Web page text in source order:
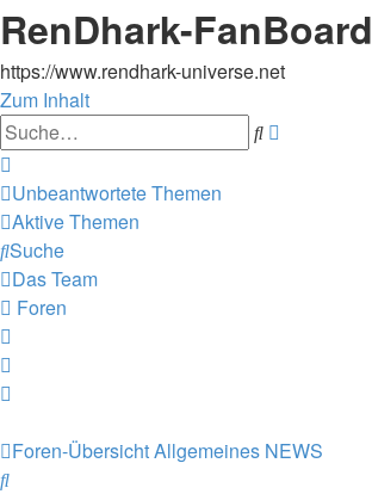
RenDhark-FanBoard
https://www.rendhark-universe.net
Zum Inhalt
Suche
Unbeantwortete Themen
Aktive Themen
Suche
Das Team
Foren
Foren-ÜbersichtAllgemeines NEWS
Suche